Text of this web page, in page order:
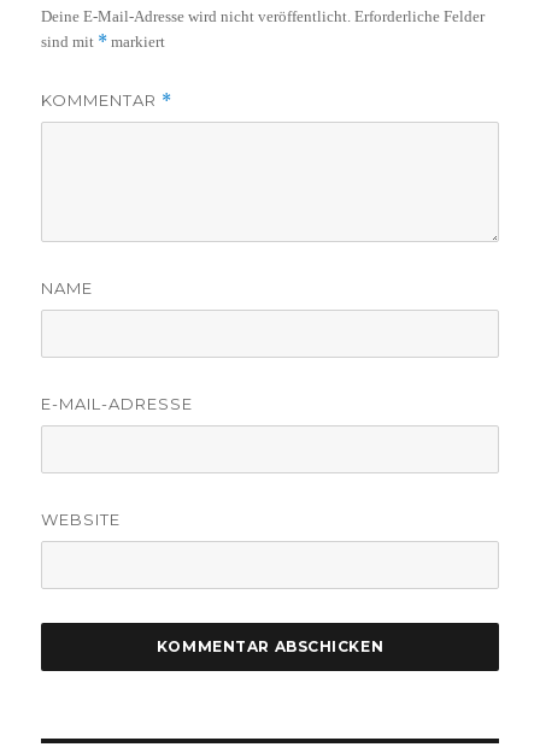
Deine E-Mail-Adresse wird nicht veröffentlicht. Erforderliche Felder
sind mit * markiert
KOMMENTAR *
NAME
E-MAIL-ADRESSE
WEBSITE